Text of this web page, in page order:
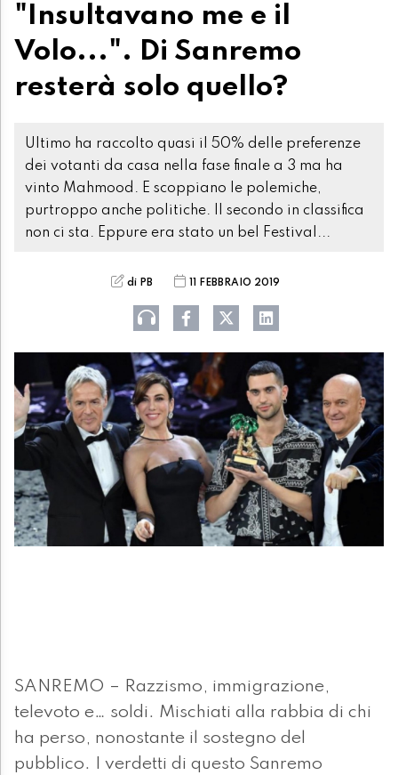
"Insultavano me e il
Volo...". Di Sanremo
resterà solo quello?
Ultimo ha raccolto quasi il 50% delle preferenze
dei votanti da casa nella fase finale a 3 ma ha
vinto Mahmood. E scoppiano le polemiche,
purtroppo anche politiche. Il secondo in classifica
non ci sta. Eppure era stato un bel Festival...
di PB 11 FEBBRAIO 2019
SANREMO – Razzismo, immigrazione,
televoto e… soldi. Mischiati alla rabbia di chi
ha perso, nonostante il sostegno del
pubblico. I verdetti di questo Sanremo